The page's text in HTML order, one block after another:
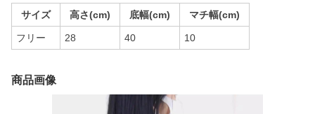
サイズ 高さ(cm) 底幅(cm) マチ幅(cm)
フリー 28 40 10
商品画像